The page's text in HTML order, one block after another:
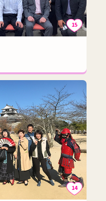
15
14